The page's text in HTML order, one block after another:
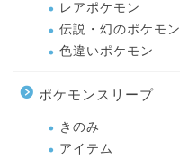
レアポケモン
伝説・幻のポケモン
色違いポケモン
ポケモンスリープ
きのみ
アイテム